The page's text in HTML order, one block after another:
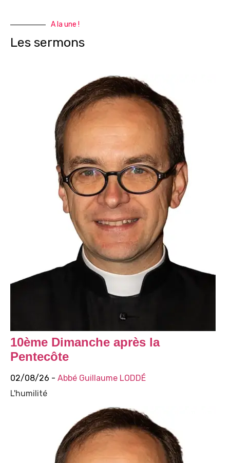
A la une !
Les sermons
10ème Dimanche après la
Pentecôte
02/08/26 - Abbé Guillaume LODDÉ
L'humilité